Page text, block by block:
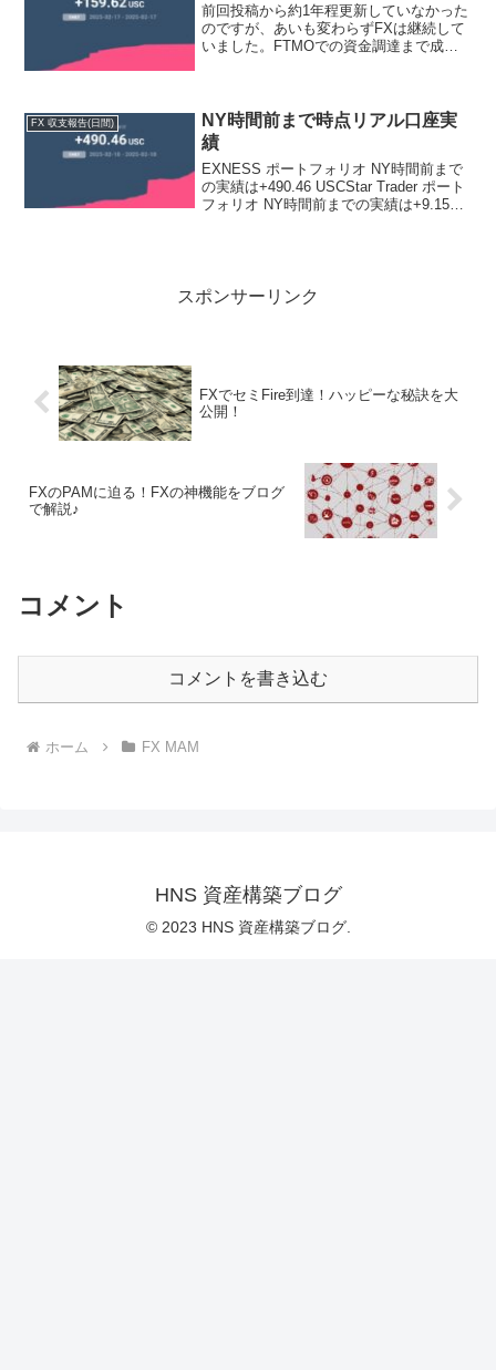
前回投稿から約1年程更新していなかった
のですが、あいも変わらずFXは継続して
いました。FTMOでの資金調達まで成功
た。プロップファ...
FX 収支報告(日間)
NY時間前まで時点リアル口座実
績
EXNESS ポートフォリオ NY時間前まで
の実績は+490.46 USCStar Trader ポート
フォリオ NY時間前までの実績は+9.15
スポンサーリンク
FXでセミFire到達！ハッピーな秘訣を大
公開！
FXのPAMに迫る！FXの神機能をブログ
で解説♪
コメント
コメントを書き込む
ホーム FX MAM
HNS 資産構築ブログ
© 2023 HNS 資産構築ブログ.